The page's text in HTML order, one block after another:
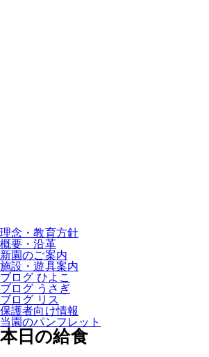
理念・教育方針
概要・沿革
新園のご案内
施設・遊具案内
ブログ ひよこ
ブログ うさぎ
ブログ リス
保護者向け情報
当園のパンフレット
本日の給食